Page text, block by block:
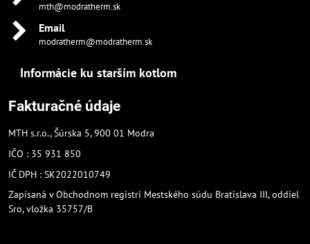
mth@modratherm.sk
Email
modratherm@modratherm.sk
Informácie ku starším kotlom
Fakturačné údaje
MTH s.r.o., Šúrska 5, 900 01 Modra
IČO : 35 931 850
IČ DPH : SK2022010749
Zapísaná v Obchodnom registri Mestského súdu Bratislava III, oddiel
Sro, vložka 35757/B